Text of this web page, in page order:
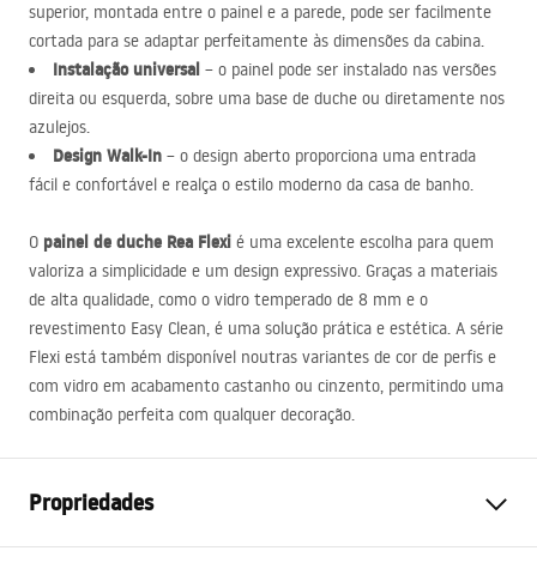
superior, montada entre o painel e a parede, pode ser facilmente
cortada para se adaptar perfeitamente às dimensões da cabina.
Instalação universal – o painel pode ser instalado nas versões
direita ou esquerda, sobre uma base de duche ou diretamente nos
azulejos.
Design Walk-In – o design aberto proporciona uma entrada
fácil e confortável e realça o estilo moderno da casa de banho.
O painel de duche Rea Flexi é uma excelente escolha para quem
valoriza a simplicidade e um design expressivo. Graças a materiais
de alta qualidade, como o vidro temperado de 8 mm e o
revestimento Easy Clean, é uma solução prática e estética. A série
Flexi está também disponível noutras variantes de cor de perfis e
com vidro em acabamento castanho ou cinzento, permitindo uma
combinação perfeita com qualquer decoração.
Propriedades